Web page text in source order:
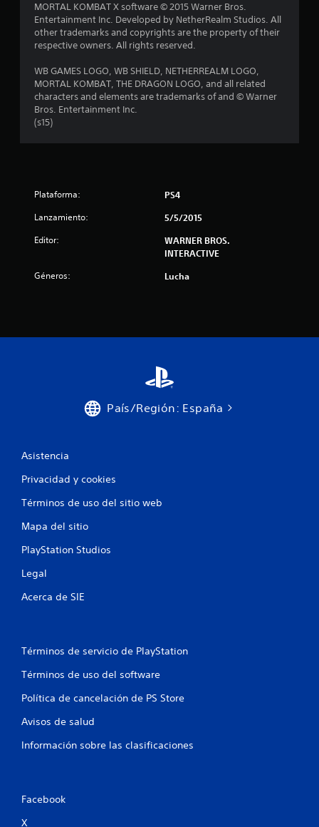
i
i
MORTAL KOMBAT X software © 2015 Warner Bros.
Entertainment Inc. Developed by NetherRealm Studios. All
other trademarks and copyrights are the property of their
respective owners. All rights reserved.
WB GAMES LOGO, WB SHIELD, NETHERREALM LOGO,
MORTAL KOMBAT, THE DRAGON LOGO, and all related
characters and elements are trademarks of and © Warner
Bros. Entertainment Inc.
(s15)
Plataforma: PS4
Lanzamiento: 5/5/2015
Editor:
WARNER BROS.
INTERACTIVE
Géneros: Lucha
País/Región: España
Asistencia
Privacidad y cookies
Términos de uso del sitio web
Mapa del sitio
PlayStation Studios
Legal
Acerca de SIE
Términos de servicio de PlayStation
Términos de uso del software
Política de cancelación de PS Store
Avisos de salud
Información sobre las clasificaciones
Facebook
X